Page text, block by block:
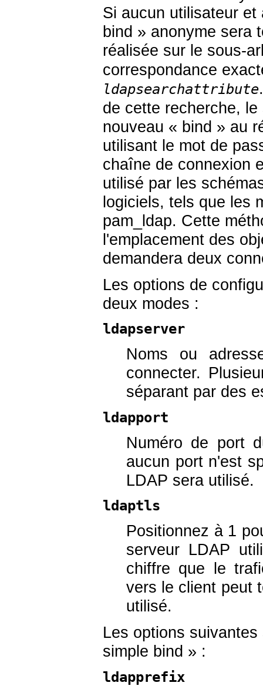
Si aucun utilisateur
bind » anonyme sera
réalisée sur le sous-
correspondance
ldapsearchattribute
de cette recherche,
nouveau « bind » au
utilisant le mot de
chaîne de connexion
utilisé par les
logiciels, tels que les
pam_ldap. Cette
l'emplacement des
demandera deux
Les options de
deux modes :
ldapserver
Noms ou
connecter.
séparant par des
ldapport
Numéro de port
aucun port n'est
LDAP sera utilisé.
ldaptls
Positionnez à 1
serveur LDAP
chiffre que le
vers le client peut
utilisé.
Les options
simple bind » :
ldapprefix